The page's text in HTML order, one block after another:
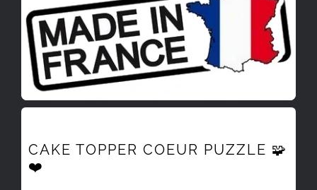
CAKE TOPPER COEUR PUZZLE 🧩
❤️